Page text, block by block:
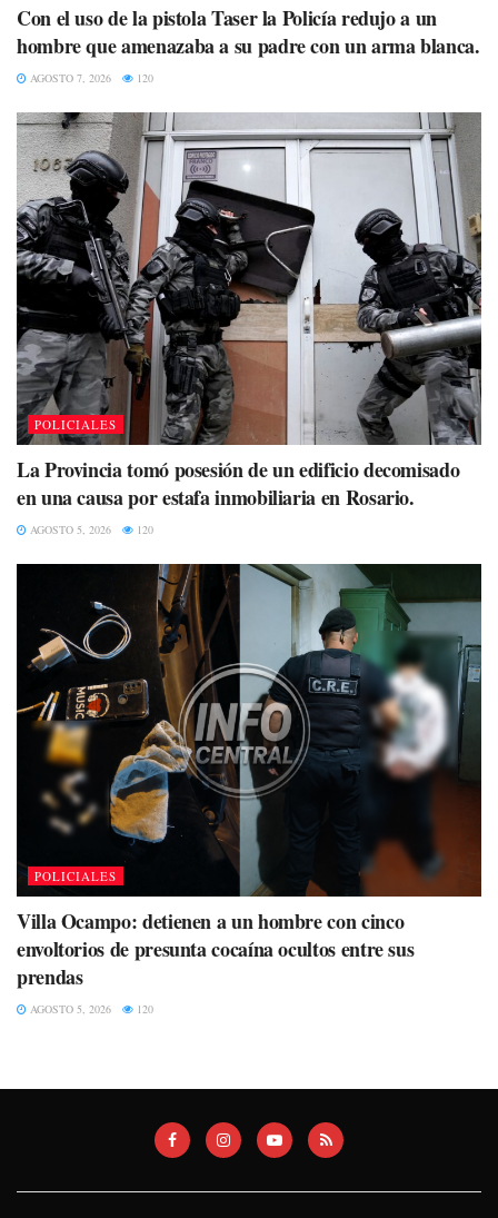
Con el uso de la pistola Taser la Policía redujo a un
hombre que amenazaba a su padre con un arma blanca.
AGOSTO 7, 2026 120
POLICIALES
La Provincia tomó posesión de un edificio decomisado
en una causa por estafa inmobiliaria en Rosario.
AGOSTO 5, 2026 120
POLICIALES
Villa Ocampo: detienen a un hombre con cinco
envoltorios de presunta cocaína ocultos entre sus
prendas
AGOSTO 5, 2026 120